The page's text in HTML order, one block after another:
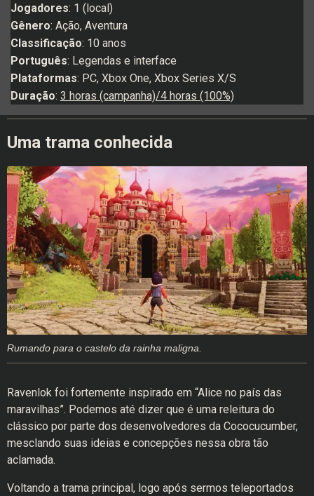
Jogadores: 1 (local)
Gênero: Ação, Aventura
Classificação: 10 anos
Português: Legendas e interface
Plataformas: PC, Xbox One, Xbox Series X/S
Duração: 3 horas (campanha)/4 horas (100%)
Uma trama conhecida
Rumando para o castelo da rainha maligna.
Ravenlok foi fortemente inspirado em “Alice no país das
maravilhas”. Podemos até dizer que é uma releitura do
clássico por parte dos desenvolvedores da Cococucumber,
mesclando suas ideias e concepções nessa obra tão
aclamada.
Voltando a trama principal, logo após sermos teleportados